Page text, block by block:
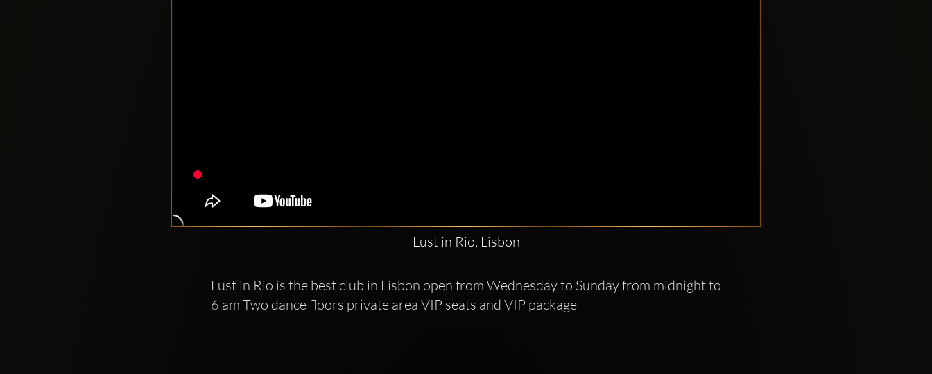
Lust in Rio, Lisbon
Lust in Rio is the best club in Lisbon open from Wednesday to Sunday from midnight to
6 am Two dance floors private area VIP seats and VIP package